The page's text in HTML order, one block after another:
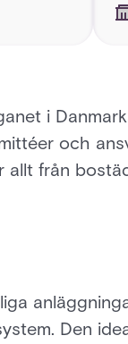
i
och
allt från
Den